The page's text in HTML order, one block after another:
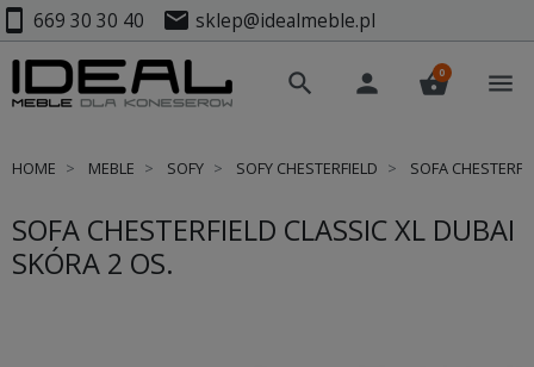
smartphone 669 30 30 40 mail sklep@idealmeble.pl
search person shopping_basket
0 menu
HOME MEBLE SOFY SOFY CHESTERFIELD SOFA
SOFA CHESTERFIELD CLASSIC XL DUBAI
SKÓRA 2 OS.